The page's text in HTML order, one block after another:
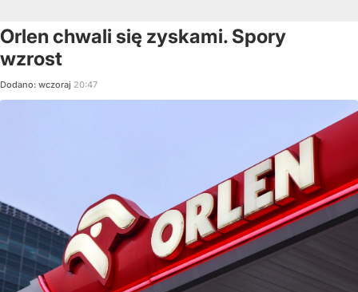
Orlen chwali się zyskami. Spory
wzrost
Dodano: wczoraj 20:47